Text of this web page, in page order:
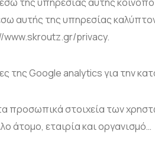
αυτής της υπηρεσίας
www.skroutz.gr/privacy.
της Google analytics για την
προσωπικά στοιχεία των
άτομο, εταιρία και οργανισμό…